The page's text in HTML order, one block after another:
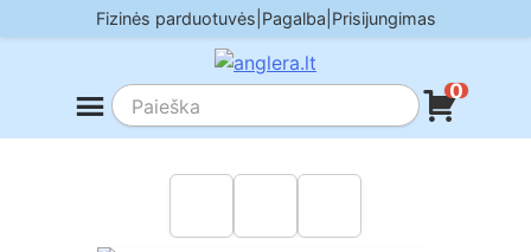
to
Fizinės parduotuvės Pagalba Prisijungimas
0